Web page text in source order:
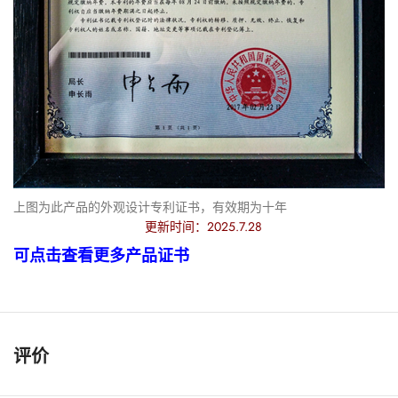
上图为此产品的外观设计专利证书，有效期为十年
更新时间：2025.7.28
可点击查看更多产品证书
评价